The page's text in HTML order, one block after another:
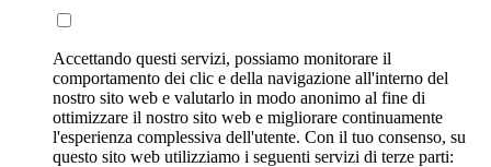
Accettando questi servizi, possiamo monitorare il
comportamento dei clic e della navigazione all'interno del
nostro sito web e valutarlo in modo anonimo al fine di
ottimizzare il nostro sito web e migliorare continuamente
l'esperienza complessiva dell'utente. Con il tuo consenso, su
questo sito web utilizziamo i seguenti servizi di terze parti: